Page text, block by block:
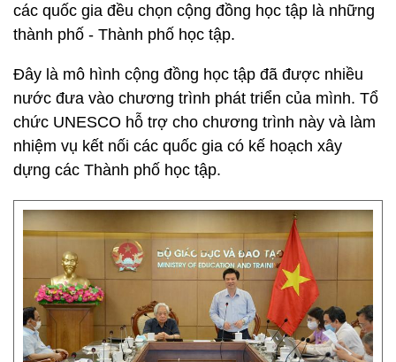
các quốc gia đều chọn cộng đồng học tập là những
thành phố - Thành phố học tập.
Đây là mô hình cộng đồng học tập đã được nhiều
nước đưa vào chương trình phát triển của mình. Tổ
chức UNESCO hỗ trợ cho chương trình này và làm
nhiệm vụ kết nối các quốc gia có kế hoạch xây
dựng các Thành phố học tập.